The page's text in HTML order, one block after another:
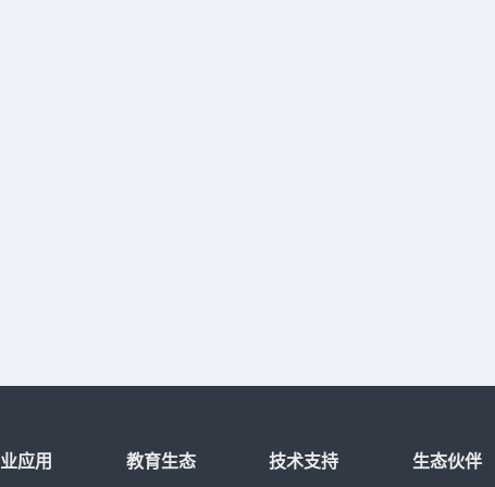
应用 教育生态 技术支持 生态伙伴